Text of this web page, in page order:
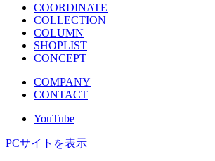
COORDINATE
COLLECTION
COLUMN
SHOPLIST
CONCEPT
COMPANY
CONTACT
YouTube
PCサイトを表示